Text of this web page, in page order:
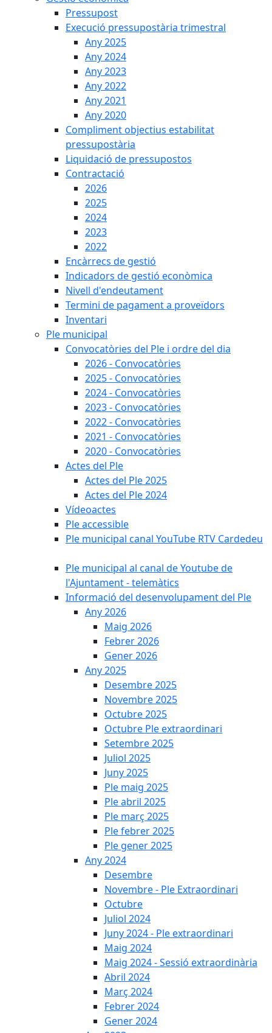
Pressupost
Execució pressupostària trimestral
Any 2025
Any 2024
Any 2023
Any 2022
Any 2021
Any 2020
Compliment objectius estabilitat
pressupostària
Liquidació de pressupostos
Contractació
2026
2025
2024
2023
2022
Encàrrecs de gestió
Indicadors de gestió econòmica
Nivell d'endeutament
Termini de pagament a proveïdors
Inventari
Ple municipal
Convocatòries del Ple i ordre del dia
2026 - Convocatòries
2025 - Convocatòries
2024 - Convocatòries
2023 - Convocatòries
2022 - Convocatòries
2021 - Convocatòries
2020 - Convocatòries
Actes del Ple
Actes del Ple 2025
Actes del Ple 2024
Vídeoactes
Ple accessible
Ple municipal canal YouTube RTV Cardedeu
Ple municipal al canal de Youtube de
l'Ajuntament - telemàtics
Informació del desenvolupament del Ple
Any 2026
Maig 2026
Febrer 2026
Gener 2026
Any 2025
Desembre 2025
Novembre 2025
Octubre 2025
Octubre Ple extraordinari
Setembre 2025
Juliol 2025
Juny 2025
Ple maig 2025
Ple abril 2025
Ple març 2025
Ple febrer 2025
Ple gener 2025
Any 2024
Desembre
Novembre - Ple Extraordinari
Octubre
Juliol 2024
Juny 2024 - Ple extraordinari
Maig 2024
Maig 2024 - Sessió extraordinària
Abril 2024
Març 2024
Febrer 2024
Gener 2024